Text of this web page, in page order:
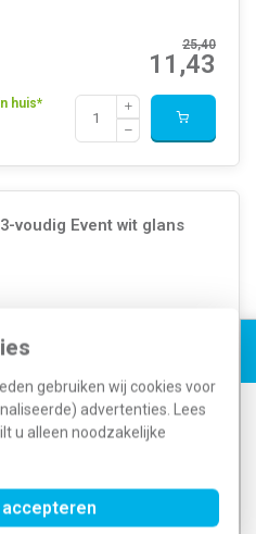
gebruiken wij cookies voor
advertenties. Lees
u alleen noodzakelijke
25,40
11,43
huis*
voudig Event wit glans
eenheden: 3 Met klapdeksel: Nee
Tekstveld/beschrijvingsvlak: Nee
Materiaal: Kunststof